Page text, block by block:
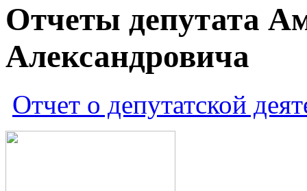
Отчеты депутата
Александровича
Отчет о депутатской